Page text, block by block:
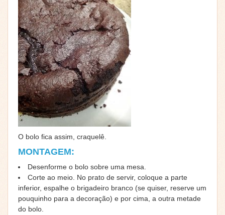
O bolo fica assim, craquelê.
MONTAGEM:
Desenforme o bolo sobre uma mesa.
Corte ao meio. No prato de servir, coloque a parte
inferior, espalhe o brigadeiro branco (se quiser, reserve um
pouquinho para a decoração) e por cima, a outra metade
do bolo.